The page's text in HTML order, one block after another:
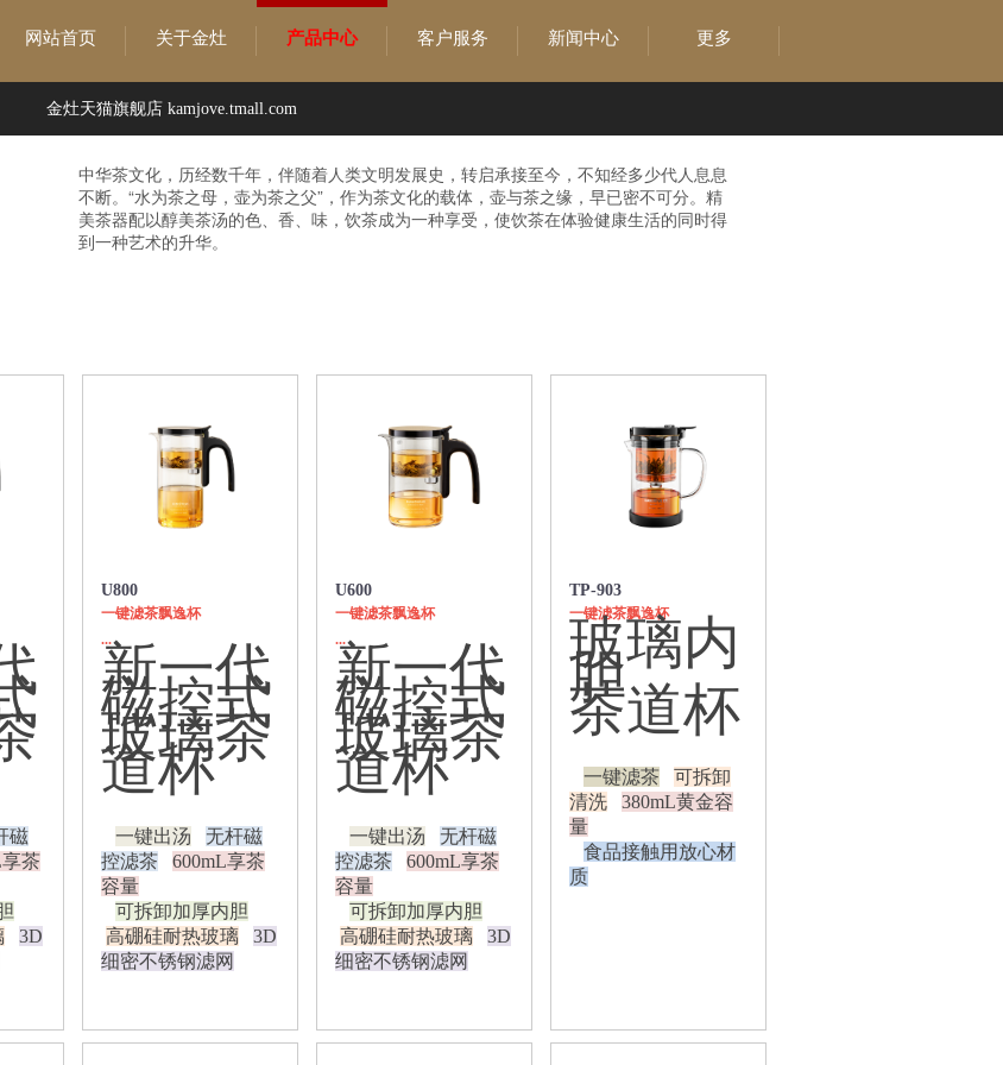
中华茶文化，历经数千年，伴随着人类文明发展史，转启承接至今，不知经多少代人息息
不断。“水为茶之母，壶为茶之父”，作为茶文化的载体，壶与茶之缘，早已密不可分。精
美茶器配以醇美茶汤的色、香、味，饮茶成为一种享受，使饮茶在体验健康生活的同时得
到一种艺术的升华。
磁
享茶
3D
U800
一键滤茶飘逸杯
...
新一代
磁控式
玻璃茶
道杯
一键出汤
无杆磁
控滤茶
600mL享茶
容量
可拆卸加厚内胆
高硼硅耐热玻璃
3D
细密不锈钢滤网
U600
一键滤茶飘逸杯
...
新一代
磁控式
玻璃茶
道杯
一键出汤
无杆磁
控滤茶
600mL享茶
容量
可拆卸加厚内胆
高硼硅耐热玻璃
3D
细密不锈钢滤网
TP-903
一键滤茶飘逸杯
玻璃内
胆
茶道杯
一键滤茶
可拆卸
清洗
380mL黄金容
量
食品接触用放心材
质
网站首页 关于金灶 产品中心 客户服务 新闻中心 更多
金灶天猫旗舰店 kamjove.tmall.com